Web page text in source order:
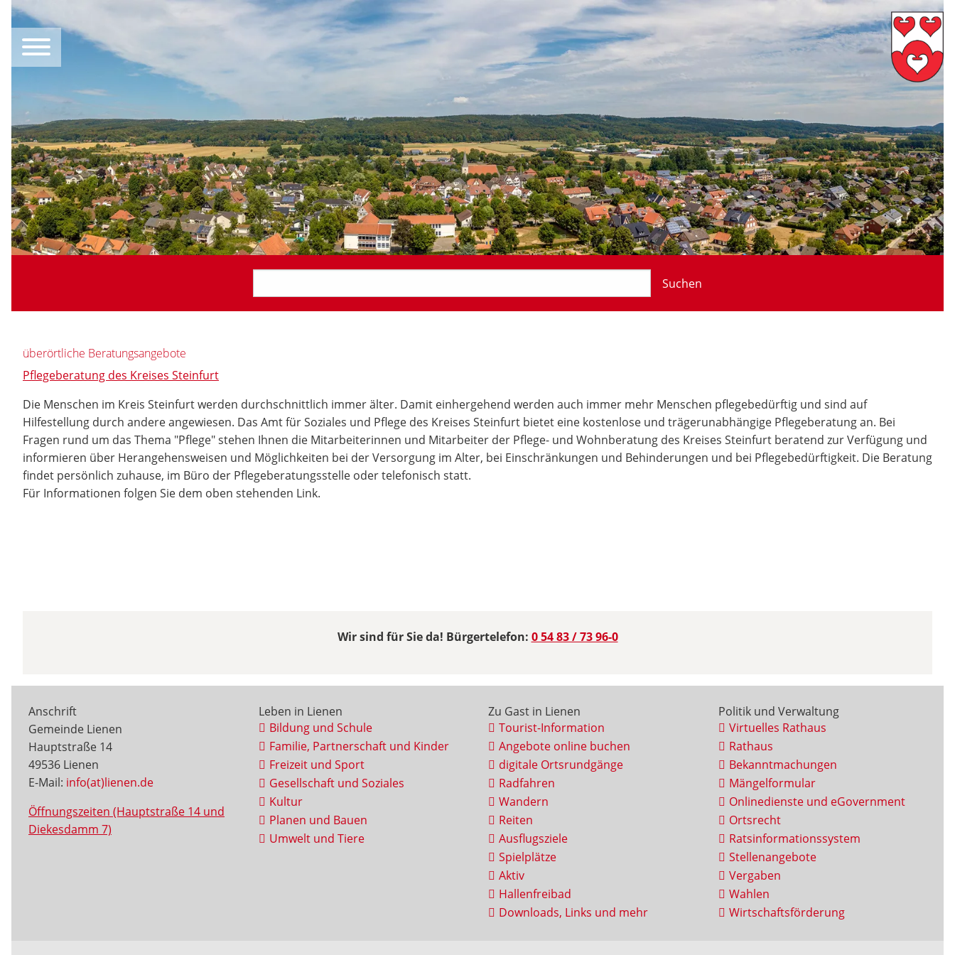
Suchen
überörtliche Beratungsangebote
Pflegeberatung des Kreises Steinfurt
Die Menschen im Kreis Steinfurt werden durchschnittlich immer älter. Damit einhergehend werden auch immer mehr Menschen pflegebedürftig und sind auf
Hilfestellung durch andere angewiesen. Das Amt für Soziales und Pflege des Kreises Steinfurt bietet eine kostenlose und trägerunabhängige Pflegeberatung an. Bei
Fragen rund um das Thema "Pflege" stehen Ihnen die Mitarbeiterinnen und Mitarbeiter der Pflege- und Wohnberatung des Kreises Steinfurt beratend zur Verfügung und
informieren über Herangehensweisen und Möglichkeiten bei der Versorgung im Alter, bei Einschränkungen und Behinderungen und bei Pflegebedürftigkeit. Die Beratung
findet persönlich zuhause, im Büro der Pflegeberatungsstelle oder telefonisch statt.
Für Informationen folgen Sie dem oben stehenden Link.
Wir sind für Sie da! Bürgertelefon: 0 54 83 / 73 96-0
Anschrift
Gemeinde Lienen
Hauptstraße 14
49536 Lienen
E-Mail: info(at)lienen.de
Öffnungszeiten (Hauptstraße 14 und
Diekesdamm 7)
Leben in Lienen
Bildung und Schule
Familie, Partnerschaft und Kinder
Freizeit und Sport
Gesellschaft und Soziales
Kultur
Planen und Bauen
Umwelt und Tiere
Zu Gast in Lienen
Tourist-Information
Angebote online buchen
digitale Ortsrundgänge
Radfahren
Wandern
Reiten
Ausflugsziele
Spielplätze
Aktiv
Hallenfreibad
Downloads, Links und mehr
Politik und Verwaltung
Virtuelles Rathaus
Rathaus
Bekanntmachungen
Mängelformular
Onlinedienste und eGovernment
Ortsrecht
Ratsinformationssystem
Stellenangebote
Vergaben
Wahlen
Wirtschaftsförderung